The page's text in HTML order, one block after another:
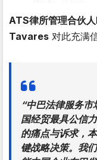
ATS律所管理合伙
Tavares 对此充满
“中巴法律服务
国经贸最具公信
的痛点与诉求，
键战略决策。我